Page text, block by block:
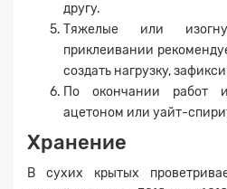
другу.
Тяжелые или
приклеивании
создать нагрузку,
По окончании работ
ацетоном или уайт-
Хранение
В сухих крытых
Заявка на расчет